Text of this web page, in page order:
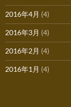
2016年4月 (4)
2016年3月 (4)
2016年2月 (4)
2016年1月 (4)